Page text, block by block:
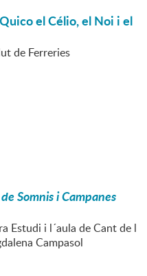
el Célio, el Noi i el
de Ferreries
Somnis i Campanes
Estudi i l´aula de Cant de l
Campasol